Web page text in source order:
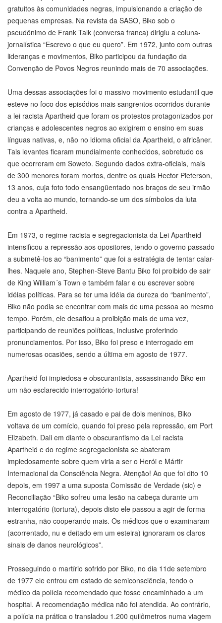
gratuitos às comunidades negras, impulsionando a criação de
pequenas empresas. Na revista da SASO, Biko sob o
pseudônimo de Frank Talk (conversa franca) dirigiu a coluna-
jornalística “Escrevo o que eu quero”. Em 1972, junto com outras
lideranças e movimentos, Biko participou da fundação da
Convenção de Povos Negros reunindo mais de 70 associações.
Uma dessas associações foi o massivo movimento estudantil que
esteve no foco dos episódios mais sangrentos ocorridos durante
a lei racista Apartheid que foram os protestos protagonizados por
crianças e adolescentes negros ao exigirem o ensino em suas
línguas nativas, e, não no idioma oficial da Apartheid, o africâner.
Tais levantes ficaram mundialmente conhecidos, sobretudo os
que ocorreram em Soweto. Segundo dados extra-oficiais, mais
de 300 menores foram mortos, dentre os quais Hector Pieterson,
13 anos, cuja foto todo ensangüentado nos braços de seu irmão
deu a volta ao mundo, tornando-se um dos símbolos da luta
contra a Apartheid.
Em 1973, o regime racista e segregacionista da Lei Apartheid
intensificou a repressão aos opositores, tendo o governo passado
a submetê-los ao “banimento” que foi a estratégia de tentar calar-
lhes. Naquele ano, Stephen-Steve Bantu Biko foi proibido de sair
de King William´s Town e também falar e ou escrever sobre
idéias políticas. Para se ter uma idéia da dureza do “banimento”,
Biko não podia se encontrar com mais de uma pessoa ao mesmo
tempo. Porém, ele desafiou a proibição mais de uma vez,
participando de reuniões políticas, inclusive proferindo
pronunciamentos. Por isso, Biko foi preso e interrogado em
numerosas ocasiões, sendo a última em agosto de 1977.
Apartheid foi impiedosa e obscurantista, assassinando Biko em
um não esclarecido interrogatório-tortura!
Em agosto de 1977, já casado e pai de dois meninos, Biko
voltava de um comício, quando foi preso pela repressão, em Port
Elizabeth. Dali em diante o obscurantismo da Lei racista
Apartheid e do regime segregacionista se abateram
impiedosamente sobre quem viria a ser o Herói e Mártir
Internacional da Consciência Negra. Atenção! Ao que foi dito 10
depois, em 1997 a uma suposta Comissão de Verdade (sic) e
Reconciliação “Biko sofreu uma lesão na cabeça durante um
interrogatório (tortura), depois disto ele passou a agir de forma
estranha, não cooperando mais. Os médicos que o examinaram
(acorrentado, nu e deitado em um esteira) ignoraram os claros
sinais de danos neurológicos”.
Prosseguindo o martírio sofrido por Biko, no dia 11de setembro
de 1977 ele entrou em estado de semiconsciência, tendo o
médico da polícia recomendado que fosse encaminhado a um
hospital. A recomendação médica não foi atendida. Ao contrário,
a polícia na prática o transladou 1.200 quilômetros numa viagem